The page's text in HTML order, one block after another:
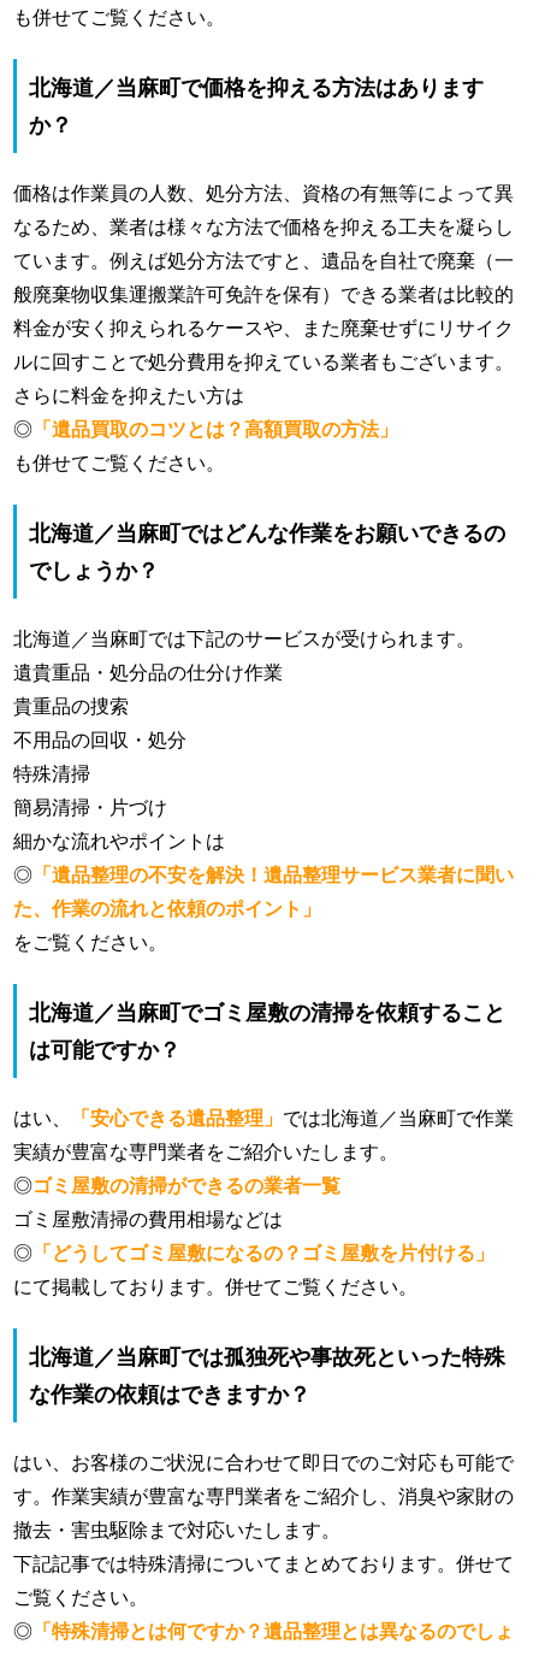
も併せてご覧ください。
北海道／当麻町で価格を抑える方法はあります
か？
価格は作業員の人数、処分方法、資格の有無等によって異
なるため、業者は様々な方法で価格を抑える工夫を凝らし
ています。例えば処分方法ですと、遺品を自社で廃棄（一
般廃棄物収集運搬業許可免許を保有）できる業者は比較的
料金が安く抑えられるケースや、また廃棄せずにリサイク
ルに回すことで処分費用を抑えている業者もございます。
さらに料金を抑えたい方は
◎ 「遺品買取のコツとは？高額買取の方法」
も併せてご覧ください。
北海道／当麻町ではどんな作業をお願いできるの
でしょうか？
北海道／当麻町では下記のサービスが受けられます。
遺貴重品・処分品の仕分け作業
貴重品の捜索
不用品の回収・処分
特殊清掃
簡易清掃・片づけ
細かな流れやポイントは
◎ 「遺品整理の不安を解決！遺品整理サービス業者に聞い
た、作業の流れと依頼のポイント」
をご覧ください。
北海道／当麻町でゴミ屋敷の清掃を依頼すること
は可能ですか？
はい、 「安心できる遺品整理」 では北海道／当麻町で作業
実績が豊富な専門業者をご紹介いたします。
◎ゴミ屋敷の清掃ができるの業者一覧
ゴミ屋敷清掃の費用相場などは
◎ 「どうしてゴミ屋敷になるの？ゴミ屋敷を片付ける」
にて掲載しております。併せてご覧ください。
北海道／当麻町では孤独死や事故死といった特殊
な作業の依頼はできますか？
はい、お客様のご状況に合わせて即日でのご対応も可能で
す。作業実績が豊富な専門業者をご紹介し、消臭や家財の
撤去・害虫駆除まで対応いたします。
下記記事では特殊清掃についてまとめております。併せて
ご覧ください。
◎ 「特殊清掃とは何ですか？遺品整理とは異なるのでしょ